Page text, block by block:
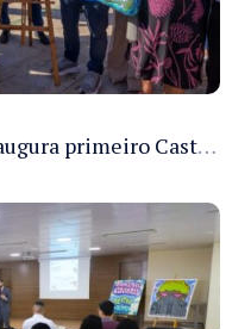
Governo do Amazonas inaugura primeiro Castramóvel Fluvial para atendimento veterinário às comunidades ribeirinhas e castração gratuita